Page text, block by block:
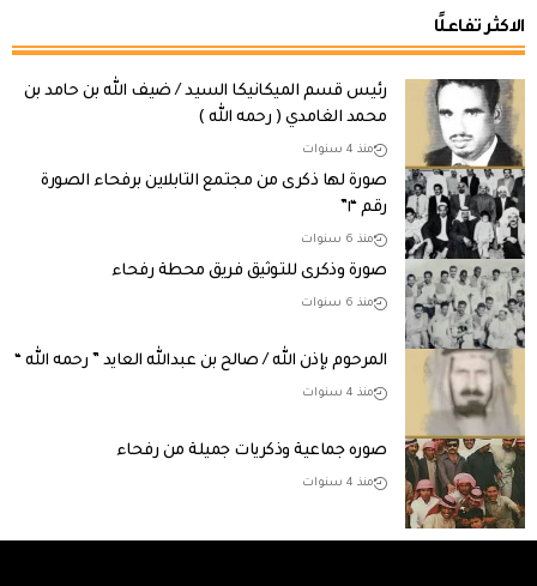
الاكثر تفاعلًا
رئيس قسم الميكانيكا السيد / ضيف الله بن حامد بن
محمد الغامدي ( رحمه الله )
منذ 4 سنوات
صورة لها ذكرى من مجتمع التابلاين برفحاء الصورة
رقم “١”
منذ 6 سنوات
صورة وذكرى للتوثيق فريق محطة رفحاء
منذ 6 سنوات
المرحوم بإذن الله / صالح بن عبدالله العايد ” رحمه الله “
منذ 4 سنوات
صوره جماعية وذكريات جميلة من رفحاء
منذ 4 سنوات